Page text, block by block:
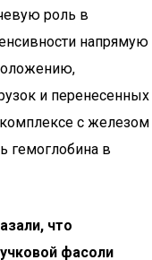
роль в
напрямую
и перенесенных
с железом
гемоглобина в
что
фасоли